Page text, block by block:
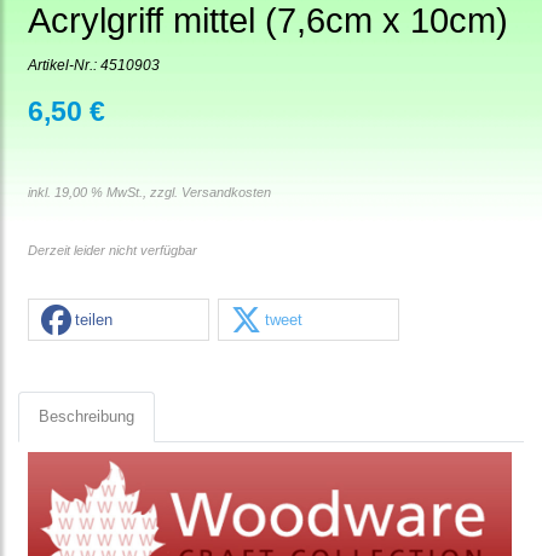
Acrylgriff mittel (7,6cm x 10cm)
Artikel-Nr.: 4510903
6,50 €
inkl. 19,00 % MwSt., zzgl. Versandkosten
Derzeit leider nicht verfügbar
teilen tweet
Beschreibung